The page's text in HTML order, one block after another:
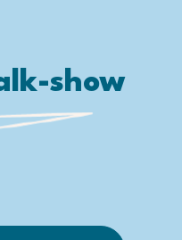
show